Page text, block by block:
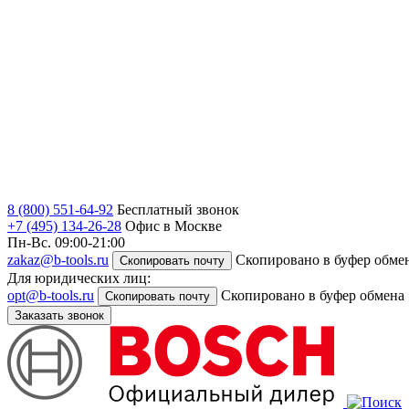
8 (800) 551-64-92 Бесплатный звонок
+7 (495) 134-26-28 Офис в Москве
Пн-Вс. 09:00-21:00
zakaz@b-tools.ru
Скопировать почту
Скопировано в буфер
Для юридических лиц:
opt@b-tools.ru
Скопировать почту Скопировано в буфер обмена
Заказать звонок